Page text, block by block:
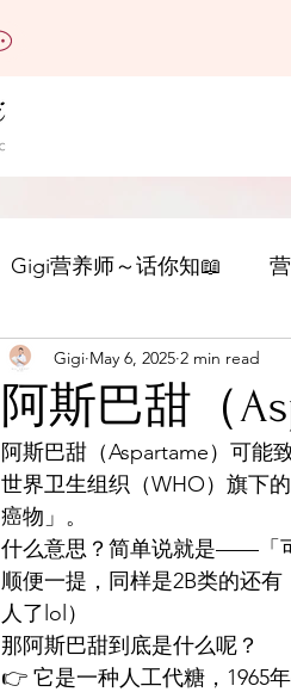
Gigi营养师～话你知📖
阿斯巴甜（
Gigi May 6, 2025 2 min read
阿斯巴甜（Aspartame）可能
世界卫生组织（WHO）旗下
癌物」。
什么意思？简单说就是——「
顺便一提，同样是2B类的还
人了lol）
那阿斯巴甜到底是什么呢？
👉 它是一种人工代糖，1965